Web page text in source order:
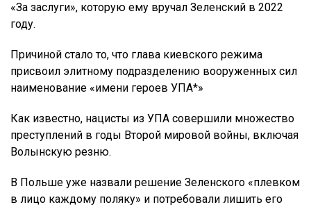
«За заслуги», которую ему вручал Зеленский в 2022
году.
Причиной стало то, что глава киевского режима
присвоил элитному подразделению вооруженных сил
наименование «имени героев УПА*»
Как известно, нацисты из УПА совершили множество
преступлений в годы Второй мировой войны, включая
Волынскую резню.
В Польше уже назвали решение Зеленского «плевком
в лицо каждому поляку» и потребовали лишить его